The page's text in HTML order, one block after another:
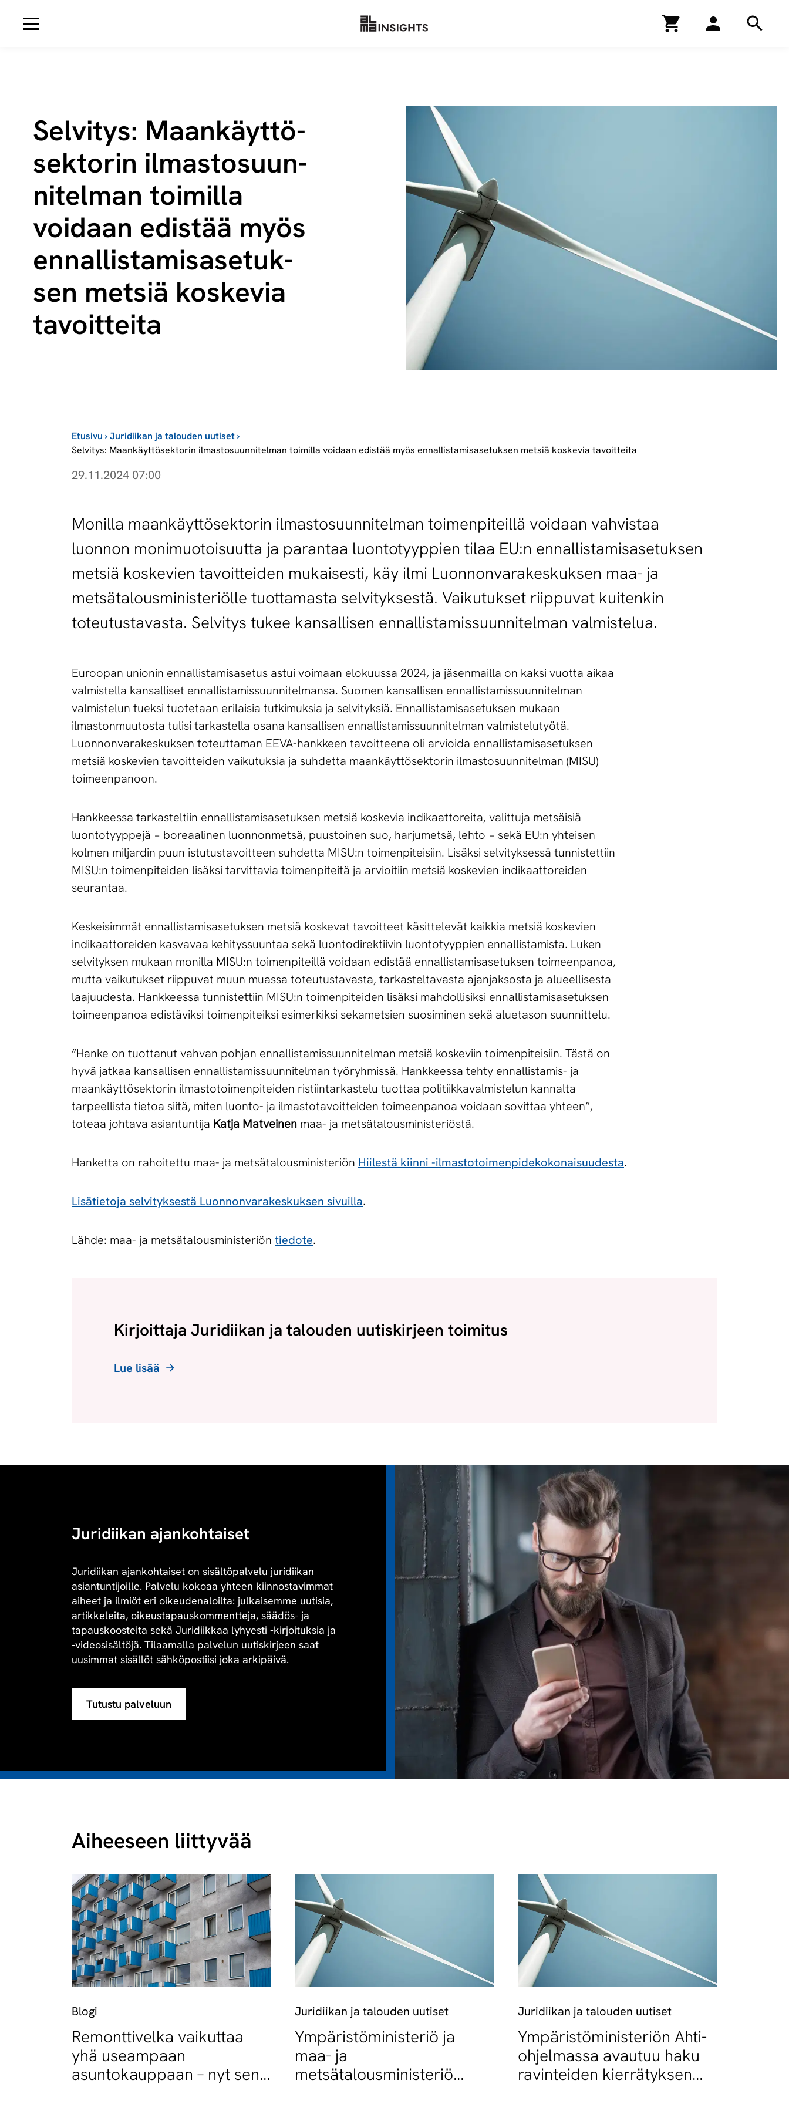
Selvitys: Maan­käyt­tö­
sek­to­rin il­mas­to­suun­
ni­tel­man toimilla
voidaan edistää myös
en­nal­lis­ta­mis­a­se­tuk­
sen metsiä koskevia
tavoitteita
Etusivu ›Juridiikan ja talouden uutiset›
Selvitys: Maankäyttösektorin ilmastosuunnitelman toimilla voidaan edistää myös ennallistamisasetuksen metsiä koskevia tavoitteita
29.11.2024 07:00
Monilla maankäyttösektorin ilmastosuunnitelman toimenpiteillä voidaan vahvistaa
luonnon monimuotoisuutta ja parantaa luontotyyppien tilaa EU:n ennallistamisasetuksen
metsiä koskevien tavoitteiden mukaisesti, käy ilmi Luonnonvarakeskuksen maa- ja
metsätalousministeriölle tuottamasta selvityksestä. Vaikutukset riippuvat kuitenkin
toteutustavasta. Selvitys tukee kansallisen ennallistamissuunnitelman valmistelua.
Euroopan unionin ennallistamisasetus astui voimaan elokuussa 2024, ja jäsenmailla on kaksi vuotta aikaa
valmistella kansalliset ennallistamissuunnitelmansa. Suomen kansallisen ennallistamissuunnitelman
valmistelun tueksi tuotetaan erilaisia tutkimuksia ja selvityksiä. Ennallistamisasetuksen mukaan
ilmastonmuutosta tulisi tarkastella osana kansallisen ennallistamissuunnitelman valmistelutyötä.
Luonnonvarakeskuksen toteuttaman EEVA-hankkeen tavoitteena oli arvioida ennallistamisasetuksen
metsiä koskevien tavoitteiden vaikutuksia ja suhdetta maankäyttösektorin ilmastosuunnitelman (MISU)
toimeenpanoon.
Hankkeessa tarkasteltiin ennallistamisasetuksen metsiä koskevia indikaattoreita, valittuja metsäisiä
luontotyyppejä − boreaalinen luonnonmetsä, puustoinen suo, harjumetsä, lehto − sekä EU:n yhteisen
kolmen miljardin puun istutustavoitteen suhdetta MISU:n toimenpiteisiin. Lisäksi selvityksessä tunnistettiin
MISU:n toimenpiteiden lisäksi tarvittavia toimenpiteitä ja arvioitiin metsiä koskevien indikaattoreiden
seurantaa.
Keskeisimmät ennallistamisasetuksen metsiä koskevat tavoitteet käsittelevät kaikkia metsiä koskevien
indikaattoreiden kasvavaa kehityssuuntaa sekä luontodirektiivin luontotyyppien ennallistamista. Luken
selvityksen mukaan monilla MISU:n toimenpiteillä voidaan edistää ennallistamisasetuksen toimeenpanoa,
mutta vaikutukset riippuvat muun muassa toteutustavasta, tarkasteltavasta ajanjaksosta ja alueellisesta
laajuudesta. Hankkeessa tunnistettiin MISU:n toimenpiteiden lisäksi mahdollisiksi ennallistamisasetuksen
toimeenpanoa edistäviksi toimenpiteiksi esimerkiksi sekametsien suosiminen sekä aluetason suunnittelu.
”Hanke on tuottanut vahvan pohjan ennallistamissuunnitelman metsiä koskeviin toimenpiteisiin. Tästä on
hyvä jatkaa kansallisen ennallistamissuunnitelman työryhmissä. Hankkeessa tehty ennallistamis- ja
maankäyttösektorin ilmastotoimenpiteiden ristiintarkastelu tuottaa politiikkavalmistelun kannalta
tarpeellista tietoa siitä, miten luonto- ja ilmastotavoitteiden toimeenpanoa voidaan sovittaa yhteen”,
toteaa johtava asiantuntija Katja Matveinen maa- ja metsätalousministeriöstä.
Hanketta on rahoitettu maa- ja metsätalousministeriön Hiilestä kiinni -ilmastotoimenpidekokonaisuudesta.
Lisätietoja selvityksestä Luonnonvarakeskuksen sivuilla.
Lähde: maa- ja metsätalousministeriön tiedote.
Kirjoittaja Juridiikan ja talouden uutiskirjeen toimitus
Lue lisää
Juridiikan ajankohtaiset
Juridiikan ajankohtaiset on sisältöpalvelu juridiikan
asiantuntijoille. Palvelu kokoaa yhteen kiinnostavimmat
aiheet ja ilmiöt eri oikeudenaloilta: julkaisemme uutisia,
artikkeleita, oikeustapauskommentteja, säädös- ja
tapauskoosteita sekä Juridiikkaa lyhyesti -kirjoituksia ja
-videosisältöjä. Tilaamalla palvelun uutiskirjeen saat
uusimmat sisällöt sähköpostiisi joka arkipäivä.
Tutustu palveluun
Aiheeseen liittyvää
Blogi
Remonttivelka vaikuttaa
yhä useampaan
asuntokauppaan – nyt sen
Juridiikan ja talouden uutiset
Ympäristöministeriö ja
maa- ja
metsätalousministeriö
Juridiikan ja talouden uutiset
Ympäristöministeriön Ahti-
ohjelmassa avautuu haku
ravinteiden kierrätyksen